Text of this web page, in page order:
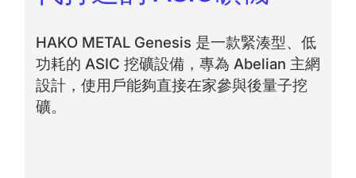
HAKO METAL Genesis 是一款緊湊型、低
功耗的 ASIC 挖礦設備，專為 Abelian 主網
設計，使用戶能夠直接在家參與後量子挖
礦。